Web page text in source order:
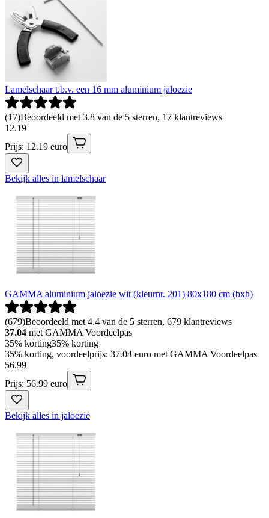
Lamelschaar t.b.v. een 16 mm aluminium jaloezie
(17)Beoordeeld met 3.8 van de 5 sterren, 17 klantreviews
12.19
Prijs: 12.19 euro
Bekijk alles in lamelschaar
GAMMA aluminium jaloezie wit (kleurnr. 201) 80x180 cm (bxh)
(679)Beoordeeld met 4.4 van de 5 sterren, 679 klantreviews
37.04 met GAMMA Voordeelpas
35% korting35% korting
35% korting, voordeelprijs: 37.04 euro met GAMMA Voordeelpas
56.99
Prijs: 56.99 euro
Bekijk alles in jaloezie